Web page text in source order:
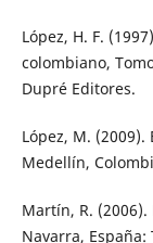
López, H. F.
colombiano,
Dupré Editores.
López, M.
Medellín,
Martín, R.
Navarra,